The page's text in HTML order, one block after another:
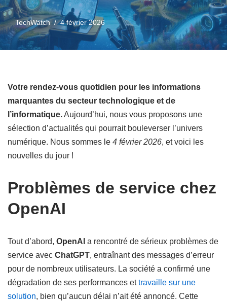
TechWatch 4 février 2026
Votre rendez-vous quotidien pour les informations
marquantes du secteur technologique et de
l’informatique.Aujourd’hui, nous vous proposons une
sélection d’actualités qui pourrait bouleverser l’univers
numérique. Nous sommes le 4 février 2026, et voici les
nouvelles du jour !
Problèmes de service chez
OpenAI
Tout d’abord, OpenAI a rencontré de sérieux problèmes de
service avec ChatGPT, entraînant des messages d’erreur
pour de nombreux utilisateurs. La société a confirmé une
dégradation de ses performances ettravaille sur une
solution, bien qu’aucun délai n’ait été annoncé. Cette